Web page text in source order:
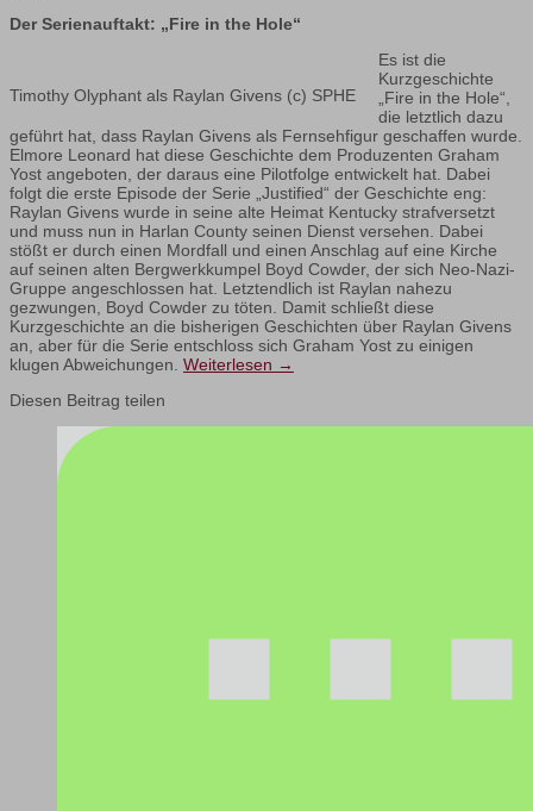
Der Serienauftakt: „Fire in the Hole“
Timothy Olyphant als Raylan Givens (c) SPHE
Es ist die
Kurzgeschichte
„Fire in the Hole“,
die letztlich dazu
geführt hat, dass Raylan Givens als Fernsehfigur geschaffen wurde.
Elmore Leonard hat diese Geschichte dem Produzenten Graham
Yost angeboten, der daraus eine Pilotfolge entwickelt hat. Dabei
folgt die erste Episode der Serie „Justified“ der Geschichte eng:
Raylan Givens wurde in seine alte Heimat Kentucky strafversetzt
und muss nun in Harlan County seinen Dienst versehen. Dabei
stößt er durch einen Mordfall und einen Anschlag auf eine Kirche
auf seinen alten Bergwerkkumpel Boyd Cowder, der sich Neo-Nazi-
Gruppe angeschlossen hat. Letztendlich ist Raylan nahezu
gezwungen, Boyd Cowder zu töten. Damit schließt diese
Kurzgeschichte an die bisherigen Geschichten über Raylan Givens
an, aber für die Serie entschloss sich Graham Yost zu einigen
klugen Abweichungen. Weiterlesen →
Diesen Beitrag teilen